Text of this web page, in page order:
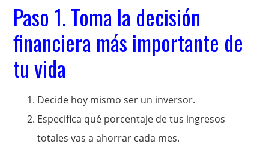
Paso 1. Toma la decisión
financiera más importante de
tu vida
Decide hoy mismo ser un inversor.
Especifica qué porcentaje de tus ingresos
totales vas a ahorrar cada mes.